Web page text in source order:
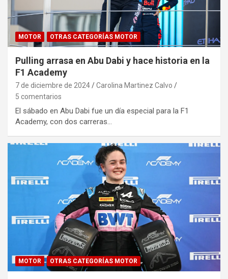
MOTOR OTRAS CATEGORÍAS MOTOR
Pulling arrasa en Abu Dabi y hace historia en la
F1 Academy
7 de diciembre de 2024
Carolina Martinez Calvo
5 comentarios
El sábado en Abu Dabi fue un día especial para la F1
Academy, con dos carreras…
MOTOR OTRAS CATEGORÍAS MOTOR